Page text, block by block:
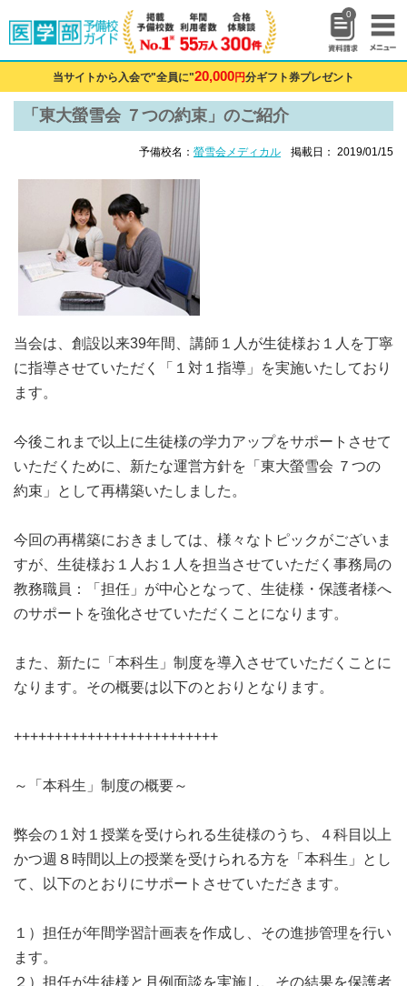
0
当サイトから入会で"全員に"20,000円分ギフト券プレゼント
「東大螢雪会 ７つの約束」のご紹介
予備校名： 螢雪会メディカル 掲載日： 2019/01/15
当会は、創設以来39年間、講師１人が生徒様お１人を丁寧
に指導させていただく「１対１指導」を実施いたしており
ます。
今後これまで以上に生徒様の学力アップをサポートさせて
いただくために、新たな運営方針を「東大螢雪会 ７つの
約束」として再構築いたしました。
今回の再構築におきましては、様々なトピックがございま
すが、生徒様お１人お１人を担当させていただく事務局の
教務職員：「担任」が中心となって、生徒様・保護者様へ
のサポートを強化させていただくことになります。
また、新たに「本科生」制度を導入させていただくことに
なります。その概要は以下のとおりとなります。
+++++++++++++++++++++++++
～「本科生」制度の概要～
弊会の１対１授業を受けられる生徒様のうち、４科目以上
かつ週８時間以上の授業を受けられる方を「本科生」とし
て、以下のとおりにサポートさせていただきます。
１）担任が年間学習計画表を作成し、その進捗管理を行い
ます。
２）担任が生徒様と月例面談を実施し、その結果を保護者